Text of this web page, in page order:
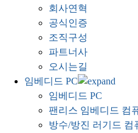
회사연혁
공식인증
조직구성
파트너사
오시는길
임베디드 PC
임베디드 PC
팬리스 임베디드 컴
방수/방진 러기드 컴